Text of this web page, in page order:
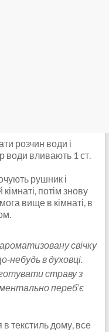
розчин води і
води вливають 1 ст.
рушник і
потім знову
вище в кімнаті, в
свічку
в духовці.
страву з
переб’є
в текстиль дому, все